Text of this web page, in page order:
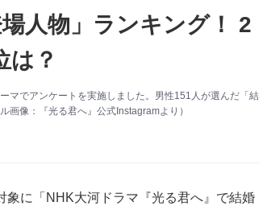
人物」ランキング！ 2
は？
マでアンケートを実施しました。男性151人が選んだ「結
画像：『光る君へ』公式Instagramより）
に「NHK大河ドラマ『光る君へ』で結婚